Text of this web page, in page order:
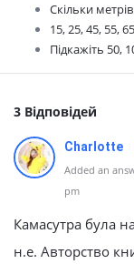
Скільки
15, 25, 45, 55,
Підкажіть 50,
3 Відповідей
Charlotte
Added an
pm
Камасутра була
н.е. Авторство